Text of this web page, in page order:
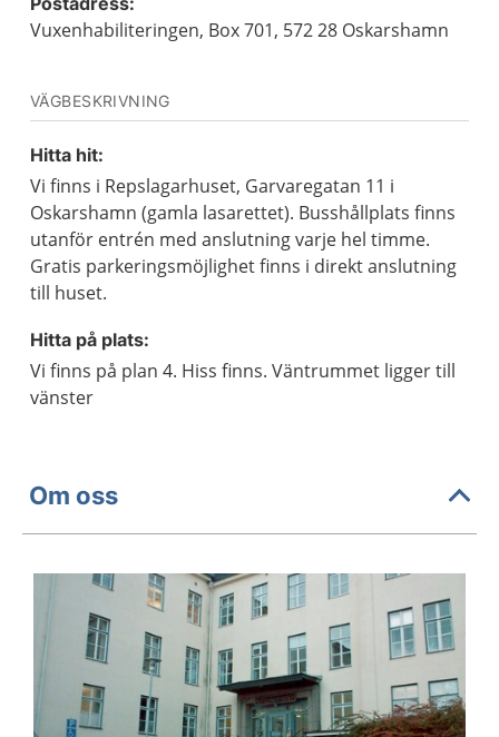
Vuxenhabiliteringen, Box 701, 572 28 Oskarshamn
VÄGBESKRIVNING
Hitta hit:
Vi finns i Repslagarhuset, Garvaregatan 11 i
Oskarshamn (gamla lasarettet). Busshållplats finns
utanför entrén med anslutning varje hel timme.
Gratis parkeringsmöjlighet finns i direkt anslutning
till huset.
Hitta på plats:
Vi finns på plan 4. Hiss finns. Väntrummet ligger till
vänster
Om oss